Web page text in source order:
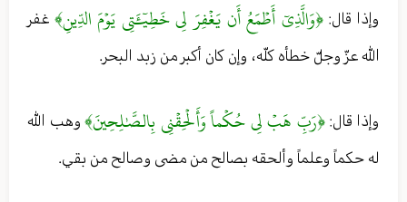
وإذا قال:﴿وَالَّذِيٓ أَطۡمَعُ أَن يَغۡفِرَ لِي خَطِيٓ‍َٔتِي يَوۡمَ الدِّينِ﴾ غفر
الله عزّ وجلّ خطأه كلّه، وإن كان أكبر من زبد البحر.
وإذا قال:﴿رَبِّ هَبۡ لِي حُكۡماً وَأَلۡحِقۡنِي بِالصَّٰلِحِينَ﴾وهب الله
له حكماً وعلماً وألحقه بصالح من مضى وصالح من بقي.